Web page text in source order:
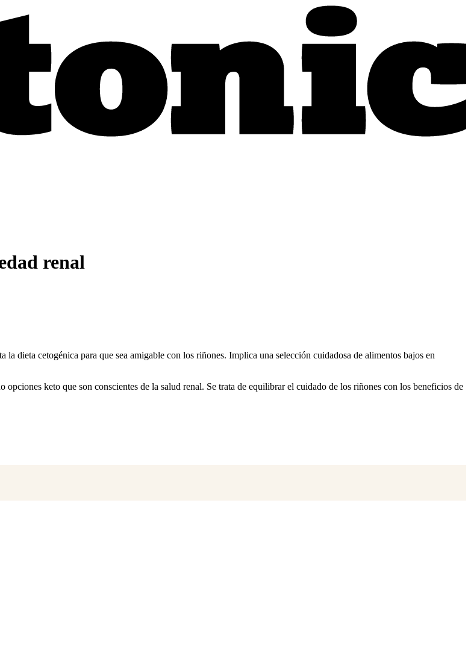
renal
la dieta cetogénica para que sea amigable con los riñones. Implica una selección cuidadosa de alimentos bajos en
keto que son conscientes de la salud renal. Se trata de equilibrar el cuidado de los riñones con los beneficios de